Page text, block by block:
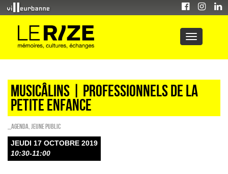
Musicâlins | professionnels de la
petite enfance
_Agenda Jeune public
JEUDI 17 OCTOBRE 2019
10:30-11:00